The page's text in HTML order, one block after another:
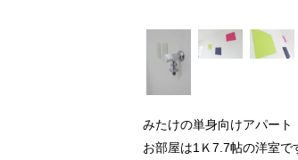
みたけの単身向けアパート
お部屋は1Ｋ7.7帖の洋室